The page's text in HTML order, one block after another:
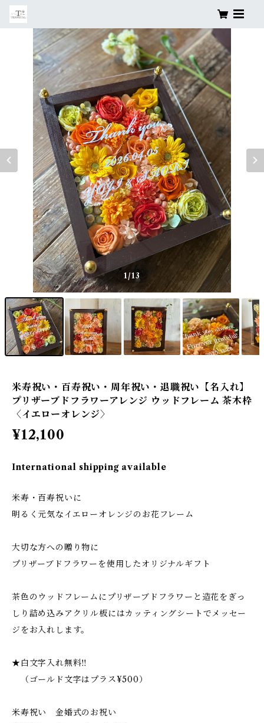
1/13
米寿祝い・百寿祝い・周年祝い・退職祝い【名入れ】
プリザーブドフラワーアレンジ ウッドフレーム 茶木枠
〈イエローオレンジ〉
¥12,100
International shipping available
米寿・百寿祝いに
明るく元気なイエローオレンジのお花フレーム
大切な方への贈り物に
プリザーブドフラワーを使用したオリジナルギフト
茶色のウッドフレームにプリザーブドフラワーと造花をぎっ
しり詰め込みアクリル板にはカッティングシートでメッセー
ジをお入れします。
★白文字入れ無料‼︎
（ゴールド文字はプラス¥500）
米寿祝い 金婚式のお祝い